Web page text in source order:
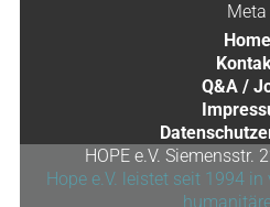
Meta
Home
Q&A /
HOPE e.V. Siemensstr.
Hope e.V. leistet seit 1994